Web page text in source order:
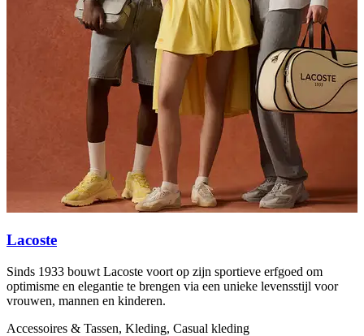
Lacoste
Sinds 1933 bouwt Lacoste voort op zijn sportieve erfgoed om
optimisme en elegantie te brengen via een unieke levensstijl voor
vrouwen, mannen en kinderen.
Accessoires & Tassen, Kleding, Casual kleding